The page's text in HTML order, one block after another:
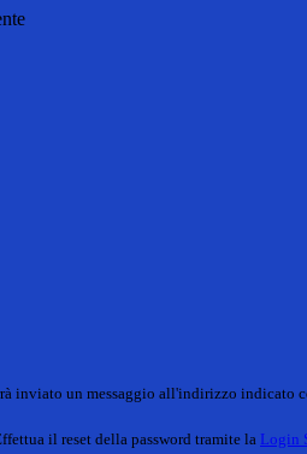
inviato un messaggio all'indirizzo indicato
il reset della password tramite la Login